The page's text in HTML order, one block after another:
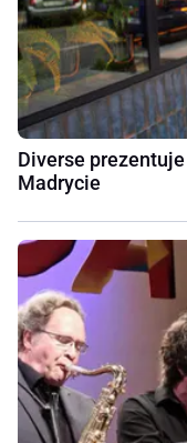
Diverse
Madrycie